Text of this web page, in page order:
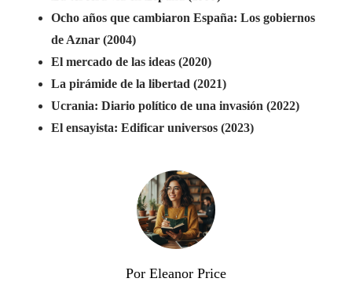
Ocho años que cambiaron España: Los gobiernos
de Aznar (2004)
El mercado de las ideas (2020)
La pirámide de la libertad (2021)
Ucrania: Diario político de una invasión (2022)
El ensayista: Edificar universos (2023)
Por Eleanor Price